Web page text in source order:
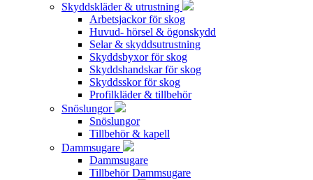
Skyddskläder & utrustning
Arbetsjackor för skog
Huvud- hörsel & ögonskydd
Selar & skyddsutrustning
Skyddsbyxor för skog
Skyddshandskar för skog
Skyddsskor för skog
Profilkläder & tillbehör
Snöslungor
Snöslungor
Tillbehör & kapell
Dammsugare
Dammsugare
Tillbehör Dammsugare